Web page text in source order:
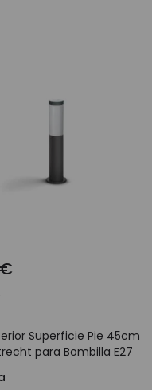
Superficie Pie 45cm
para Bombilla E27